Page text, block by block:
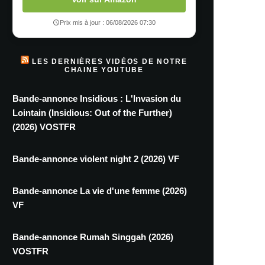
Prix mis à jour : 06/08/2026 07:30
LES DERNIÈRES VIDÉOS DE NOTRE
CHAINE YOUTUBE
Bande-annonce Insidious : L'Invasion du
Lointain (Insidious: Out of the Further)
(2026) VOSTFR
Bande-annonce violent night 2 (2026) VF
Bande-annonce La vie d'une femme (2026)
VF
Bande-annonce Rumah Singgah (2026)
VOSTFR